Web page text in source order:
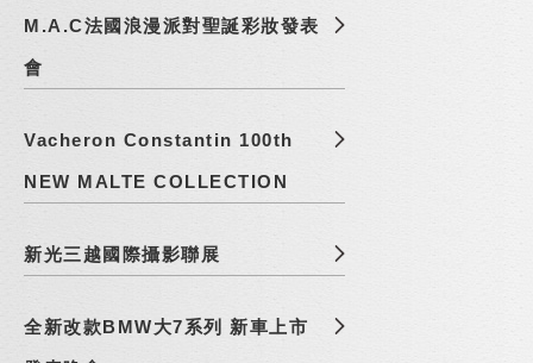
M.A.C法國浪漫派對聖誕彩妝發表
會
Vacheron Constantin 100th
NEW MALTE COLLECTION
新光三越國際攝影聯展
全新改款BMW大7系列 新車上市